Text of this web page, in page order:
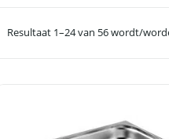
Resultaat 1–24 van 56 wordt/